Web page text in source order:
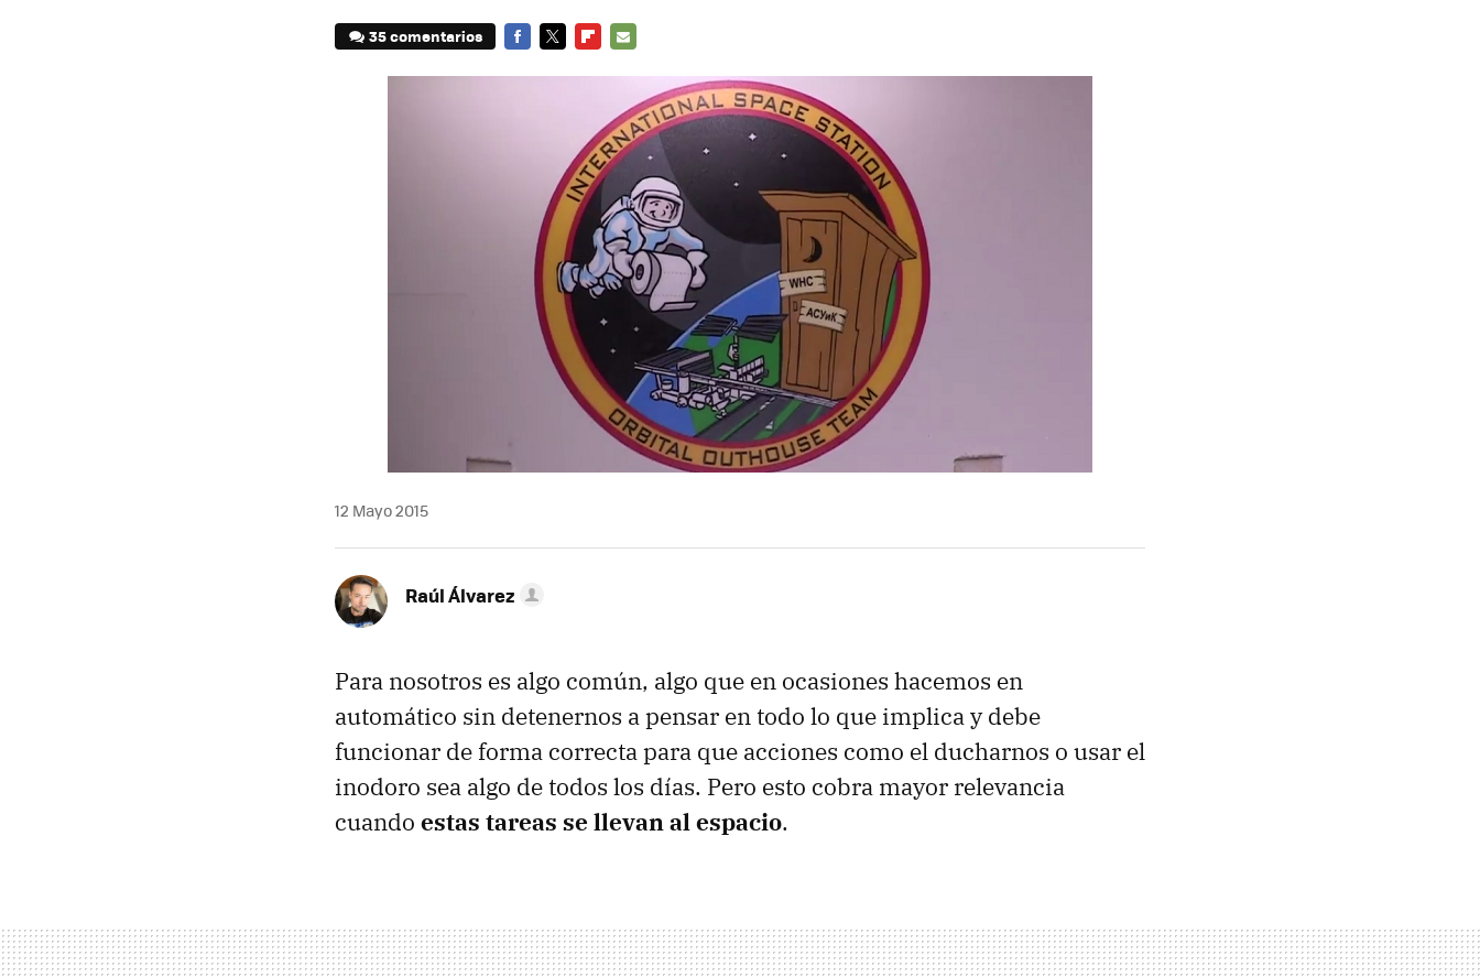
35 comentarios
12 Mayo 2015
Raúl Álvarez
Para nosotros es algo común, algo que en ocasiones hacemos en
automático sin detenernos a pensar en todo lo que implica y debe
funcionar de forma correcta para que acciones como el ducharnos o usar el
inodoro sea algo de todos los días. Pero esto cobra mayor relevancia
cuando estas tareas se llevan al espacio.